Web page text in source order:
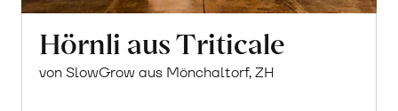
Hörnli aus Triticale
von SlowGrow aus Mönchaltorf, ZH